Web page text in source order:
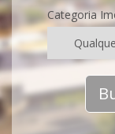
Categoria